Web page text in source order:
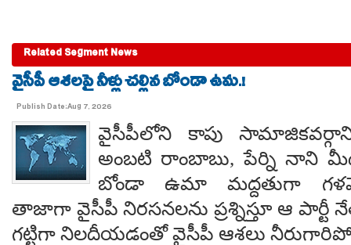
Related Segment News
వైసీపీ ఆశలపై నీళ్లు చల్లిన బోండా ఉమ.!
Publish Date:Aug 7, 2026
వైసీపీలోని కాపు
అంబటి రాంబాబు, పేర్ని నాని
బోండా ఉమా మద్దతుగా
తాజాగా వైసీపీ నిరసనలను ప్రశ్నిస్తూ ఆ
గట్టిగా నిలదీయడంతో వైసీపీ ఆశలు